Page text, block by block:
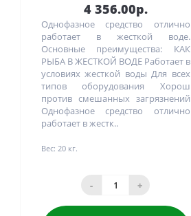
4 356.00р.
Однофазное средство отлично
работает в жесткой воде.
Основные преимущества: КАК
РЫБА В ЖЕСТКОЙ ВОДЕ Работает в
условиях жесткой воды Для всех
типов оборудования Хорош
против смешанных загрязнений
Однофазное средство отлично
работает в жестк..
Вес: 20 кг.
- +